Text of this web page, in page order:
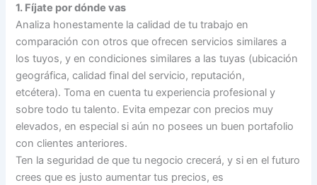
1. Fíjate por dónde vas
Analiza honestamente la calidad de tu trabajo en
comparación con otros que ofrecen servicios similares a
los tuyos, y en condiciones similares a las tuyas (ubicación
geográfica, calidad final del servicio, reputación,
etcétera). Toma en cuenta tu experiencia profesional y
sobre todo tu talento. Evita empezar con precios muy
elevados, en especial si aún no posees un buen portafolio
con clientes anteriores.
Ten la seguridad de que tu negocio crecerá, y si en el futuro
crees que es justo aumentar tus precios, es